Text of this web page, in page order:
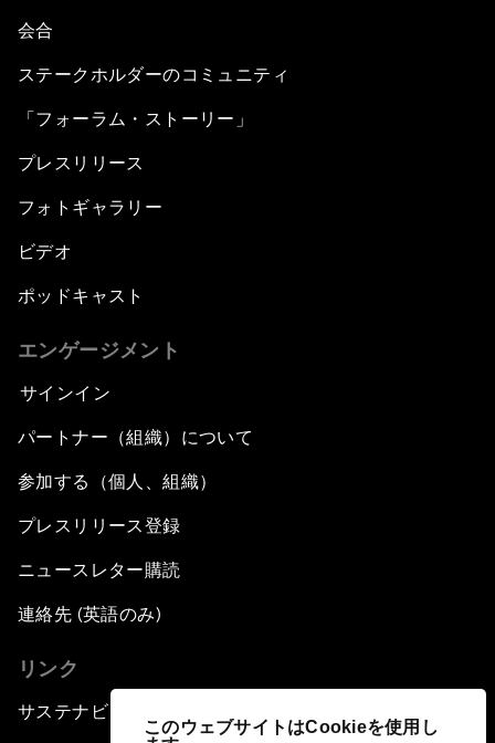
このウェブサイトはCookieを使用し
会合
ステークホルダーのコミュニティ
「フォーラム・ストーリー」
プレスリリース
フォトギャラリー
ビデオ
ポッドキャスト
エンゲージメント
サインイン
パートナー（組織）について
参加する（個人、組織）
プレスリリース登録
ニュースレター購読
連絡先 (英語のみ)
リンク
サステナビリティへの取り組み